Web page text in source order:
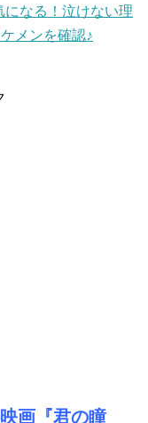
なる！泣けない理
メンを確認♪
画『君の瞳